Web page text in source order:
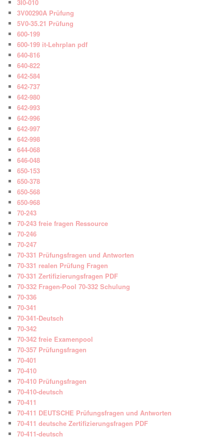
3I0-010
3V00290A Prüfung
5V0-35.21 Prüfung
600-199
600-199 it-Lehrplan pdf
640-816
640-822
642-584
642-737
642-980
642-993
642-996
642-997
642-998
644-068
646-048
650-153
650-378
650-568
650-968
70-243
70-243 freie fragen Ressource
70-246
70-247
70-331 Prüfungsfragen und Antworten
70-331 realen Prüfung Fragen
70-331 Zertifizierungsfragen PDF
70-332 Fragen-Pool 70-332 Schulung
70-336
70-341
70-341-Deutsch
70-342
70-342 freie Examenpool
70-357 Prüfungsfragen
70-401
70-410
70-410 Prüfungsfragen
70-410-deutsch
70-411
70-411 DEUTSCHE Prüfungsfragen und Antworten
70-411 deutsche Zertifizierungsfragen PDF
70-411-deutsch